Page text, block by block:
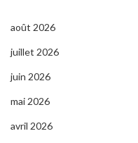
août 2026
juillet 2026
juin 2026
mai 2026
avril 2026